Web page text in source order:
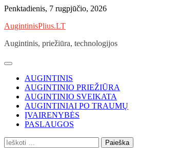
Skip
content
Penktadienis, 7 rugpjūčio, 2026
AugintinisPlius.LT
Augintinis, priežiūra, technologijos
AUGINTINIS
AUGINTINIO PRIEŽIŪRA
AUGINTINIO SVEIKATA
AUGINTINIAI PO TRAUMŲ
ĮVAIRENYBĖS
PASLAUGOS
Ieškoti: